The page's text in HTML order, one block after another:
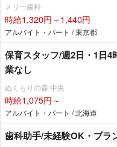
メリー歯科
時給1,320円～1,440円
アルバイト・パート / 東京都
保育スタッフ/週2日・1日
業なし
ぬくもりの森 中央
時給1,075円～
アルバイト・パート / 北海道
歯科助手/未経験OK・ブラ